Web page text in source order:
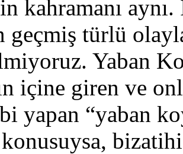
kahramanı
geçmiş türlü
Yaban
içine giren ve
yapan “yaban
konusuysa,